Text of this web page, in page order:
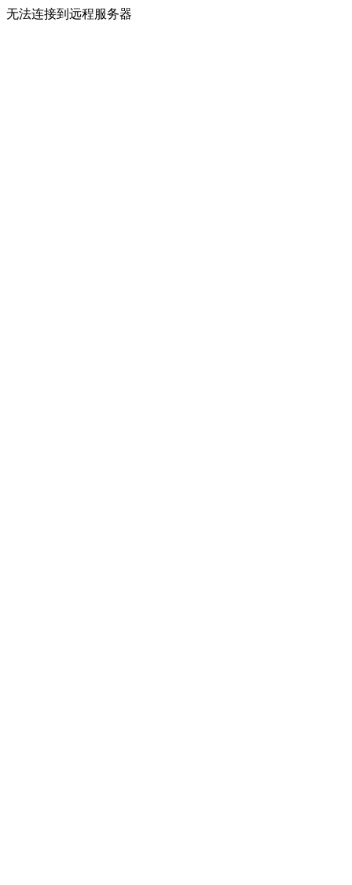
无法连接到远程服务器